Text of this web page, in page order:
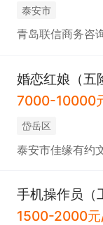
泰安市
青岛联信商务咨
婚恋红娘（五
7000-10000
岱岳区
泰安市佳缘有约
手机操作员（
1500-2000元